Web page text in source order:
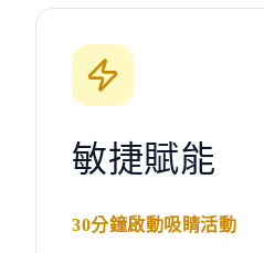
敏捷賦能
30分鐘啟動吸睛活動